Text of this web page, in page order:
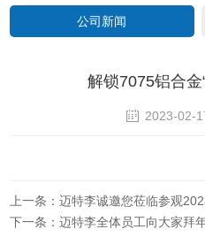
公司新闻
解锁7075铝合金
2023-02-
上一条：迈特李诚邀您莅临参观
下一条：迈特李全体员工向大家拜